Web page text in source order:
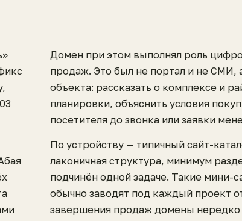
Домен при этом выполнял роль
продаж. Это был не портал и не СМИ,
объекта: рассказать о комплексе и
планировки, объяснить условия
посетителя до звонка или заявки
По устройству — типичный сайт-
лаконичная структура, минимум
подчинён одной задаче. Такие мини-
обычно заводят под каждый проект
завершения продаж домены нередко